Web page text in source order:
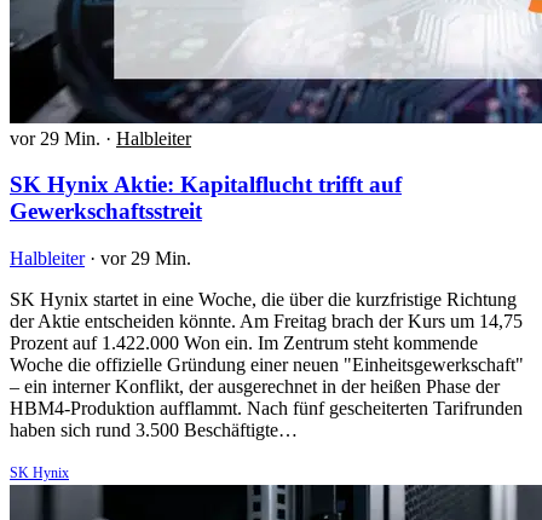
vor 29 Min. · Halbleiter
SK Hynix Aktie: Kapitalflucht trifft auf
Gewerkschaftsstreit
Halbleiter · vor 29 Min.
SK Hynix startet in eine Woche, die über die kurzfristige Richtung
der Aktie entscheiden könnte. Am Freitag brach der Kurs um 14,75
Prozent auf 1.422.000 Won ein. Im Zentrum steht kommende
Woche die offizielle Gründung einer neuen "Einheitsgewerkschaft"
– ein interner Konflikt, der ausgerechnet in der heißen Phase der
HBM4-Produktion aufflammt. Nach fünf gescheiterten Tarifrunden
haben sich rund 3.500 Beschäftigte…
SK Hynix